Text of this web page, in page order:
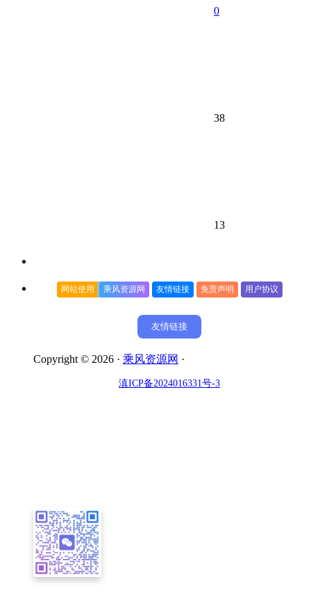
0
38
13
网站使用 乘风资源网 友情链接 免责声明 用户协议
友情链接
Copyright © 2026 · 乘风资源网 ·
滇ICP备2024016331号-3